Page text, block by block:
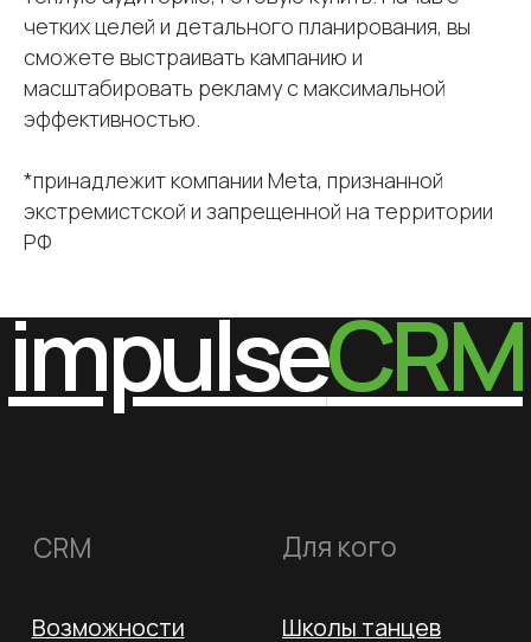
четких целей и детального планирования, вы
сможете выстраивать кампанию и
масштабировать рекламу с максимальной
эффективностью.
*принадлежит компании Meta, признанной
экстремистской и запрещенной на территории
РФ
Свидетельство о регистрации ИП
Свидетельство о регистрации ПО
отечественного ПО
+7 (495) 800-00-32
impulsecrm@yandex.ru
Оферта
Политика конфиденциальности
Соответствует 54-ФЗ и 152-ФЗ